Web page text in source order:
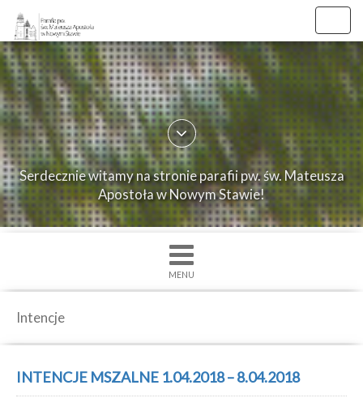
×
Strona
główna
O
parafii
Ogłoszenia
św.
Nabożenstwa
Kancelaria
Serdecznie witamy na stronie parafii pw. św. Mateusza
Apostoła w Nowym Stawie!
MENU
Intencje
INTENCJE MSZALNE 1.04.2018 – 8.04.2018